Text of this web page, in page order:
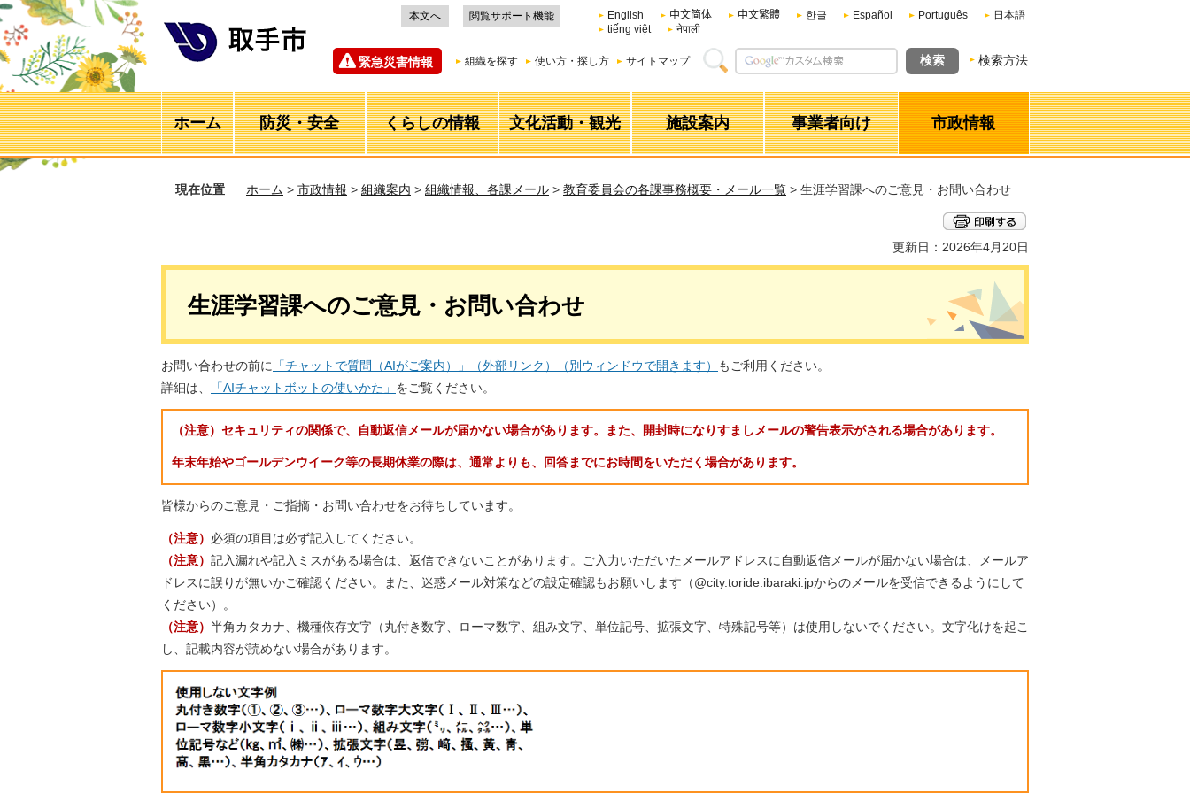
本文へ 閲覧サポート機能 English 中文简体 中文繁體 한글 Español Português
日本語
tiếng việt
नेपाली
緊急災害情報 組織を探す 使い方・探し方 サイトマップ 検索方法
ホーム 防災・安全 くらしの情報 文化活動・観光 施設案内 事業者向け 市政情報
現在位置 ホーム > 市政情報 > 組織案内 > 組織情報、各課メール > 教育委員会の各課事務概要・メール一覧 > 生涯学習課へのご意見・お問い合わせ
更新日：2026年4月20日
生涯学習課へのご意見・お問い合わせ
お問い合わせの前に 「チャットで質問（AIがご案内）」（外部リンク）（別ウィンドウで開きます）
もご利用ください。
詳細は、
「AIチャットボットの使いかた」 をご覧ください。
（注意）セキュリティの関係で、自動返信メールが届かない場合があります。また、開封時になりすましメールの警告表示がされる場合があります。
年末年始やゴールデンウイーク等の長期休業の際は、通常よりも、回答までにお時間をいただく場合があります。
皆様からのご意見・ご指摘・お問い合わせをお待ちしています。
（注意） 必須の項目は必ず記入してください。
（注意） 記入漏れや記入ミスがある場合は、返信できないことがあります。ご入力いただいたメールアドレスに自動返信メールが届かない場合は、メールア
ドレスに誤りが無いかご確認ください。また、迷惑メール対策などの設定確認もお願いします（@city.toride.ibaraki.jpからのメールを受信できるようにして
ください）。
（注意） 半角カタカナ、機種依存文字（丸付き数字、ローマ数字、組み文字、単位記号、拡張文字、特殊記号等）は使用しないでください。文字化けを起こ
し、記載内容が読めない場合があります。